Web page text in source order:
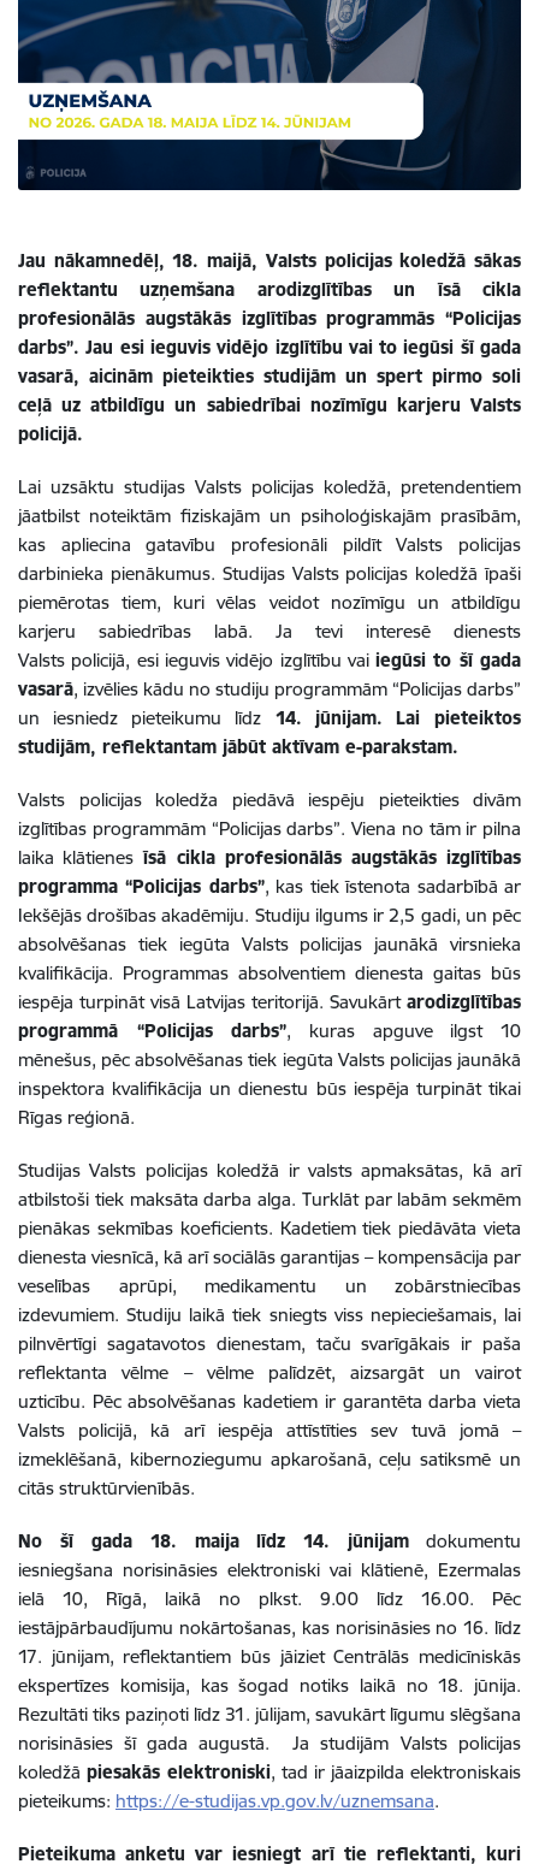
Jau nākamnedēļ, 18. maijā, Valsts policijas koledžā sākas
reflektantu uzņemšana arodizglītības un īsā cikla
profesionālās augstākās izglītības programmās “Policijas
darbs”. Jau esi ieguvis vidējo izglītību vai to iegūsi šī gada
vasarā, aicinām pieteikties studijām un spert pirmo soli
ceļā uz atbildīgu un sabiedrībai nozīmīgu karjeru Valsts
policijā.
Lai uzsāktu studijas Valsts policijas koledžā, pretendentiem
jāatbilst noteiktām fiziskajām un psiholoģiskajām prasībām,
kas apliecina gatavību profesionāli pildīt Valsts policijas
darbinieka pienākumus. Studijas Valsts policijas koledžā īpaši
piemērotas tiem, kuri vēlas veidot nozīmīgu un atbildīgu
karjeru sabiedrības labā. Ja tevi interesē dienests
Valsts policijā, esi ieguvis vidējo izglītību vaiiegūsi to šī gada
vasarā, izvēlies kādu no studiju programmām “Policijas darbs”
un iesniedz pieteikumu līdz 14. jūnijam.
Lai pieteiktos
studijām, reflektantam jābūt aktīvam e-parakstam.
Valsts policijas koledža piedāvā iespēju pieteikties divām
izglītības programmām “Policijas darbs”. Viena no tām ir pilna
laika klātienes īsā cikla profesionālās augstākās izglītības
programma “Policijas darbs”, kas tiek īstenota sadarbībā ar
Iekšējās drošības akadēmiju. Studiju ilgums ir 2,5 gadi, un pēc
absolvēšanas tiek iegūta Valsts policijas jaunākā virsnieka
kvalifikācija. Programmas absolventiem dienesta gaitas būs
iespēja turpināt visā Latvijas teritorijā. Savukārt arodizglītības
programmā “Policijas darbs”, kuras apguve ilgst 10
mēnešus, pēc absolvēšanas tiek iegūta Valsts policijas jaunākā
inspektora kvalifikācija un dienestu būs iespēja turpināt tikai
Rīgas reģionā.
Studijas Valsts policijas koledžā ir valsts apmaksātas, kā arī
atbilstoši tiek maksāta darba alga. Turklāt par labām sekmēm
pienākas sekmības koeficients. Kadetiem tiek piedāvāta vieta
dienesta viesnīcā, kā arī sociālās garantijas – kompensācija par
veselības aprūpi, medikamentu un zobārstniecības
izdevumiem. Studiju laikā tiek sniegts viss nepieciešamais, lai
pilnvērtīgi sagatavotos dienestam, taču svarīgākais ir paša
reflektanta vēlme – vēlme palīdzēt, aizsargāt un vairot
uzticību. Pēc absolvēšanas kadetiem ir garantēta darba vieta
Valsts policijā, kā arī iespēja attīstīties sev tuvā jomā –
izmeklēšanā, kibernoziegumu apkarošanā, ceļu satiksmē un
citās struktūrvienībās.
No šī gada 18. maija līdz 14. jūnijam dokumentu
iesniegšana norisināsies elektroniski vai klātienē, Ezermalas
ielā 10, Rīgā, laikā no plkst. 9.00 līdz 16.00. Pēc
iestājpārbaudījumu nokārtošanas, kas norisināsies no 16. līdz
17. jūnijam, reflektantiem būs jāiziet Centrālās medicīniskās
ekspertīzes komisija, kas šogad notiks laikā no 18. jūnija.
Rezultāti tiks paziņoti līdz 31. jūlijam, savukārt līgumu slēgšana
norisināsies šī gada augustā. Ja studijām Valsts policijas
koledžā piesakās elektroniski, tad ir jāaizpilda elektroniskais
pieteikums: https://e-studijas.vp.gov.lv/uznemsana.
Pieteikuma anketu var iesniegt arī tie reflektanti, kuri